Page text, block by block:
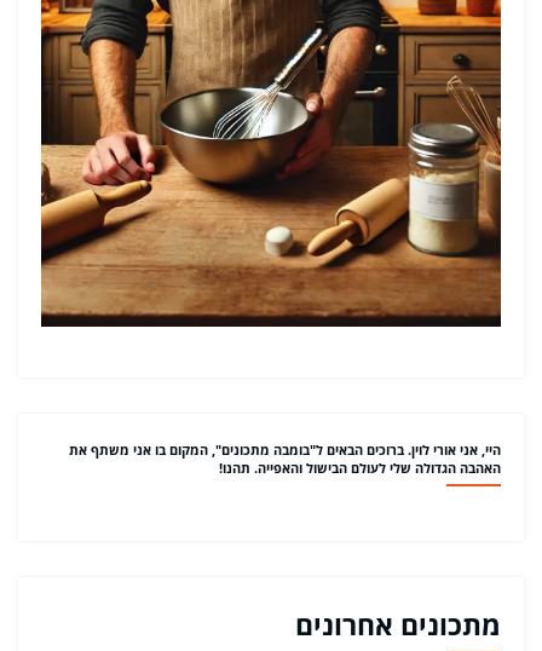
היי, אני אורי לוין. ברוכים הבאים ל"בומבה מתכונים", המקום בו אני משתף את
האהבה הגדולה שלי לעולם הבישול והאפייה. תהנו!
מתכונים אחרונים